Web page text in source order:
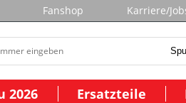
Fanshop Karriere/
2026 Ersatzteile